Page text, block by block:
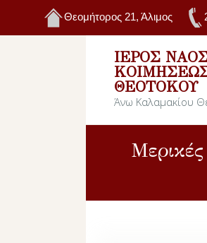
Θεομήτορος 21, Άλιμος
ΙΕΡΌΣ
ΘΕΟΤΌΚΟΥ
Άνω Καλαμακίου